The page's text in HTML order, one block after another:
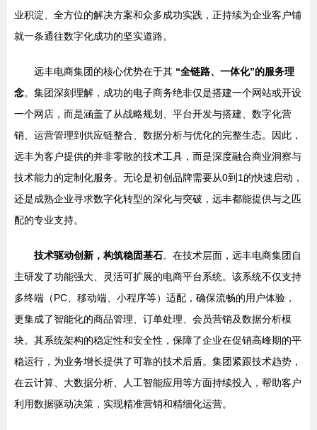
业积淀、全方位的解决方案和众多成功实践，正持续为企业客户铺
就一条通往数字化成功的坚实道路。
远丰电商集团的核心优势在于其 “全链路、一体化”的服务理
念。集团深刻理解，成功的电子商务绝非仅是搭建一个网站或开设
一个网店，而是涵盖了从战略规划、平台开发与搭建、数字化营
销、运营管理到供应链整合、数据分析与优化的完整生态。因此，
远丰为客户提供的并非零散的技术工具，而是深度融合商业洞察与
技术能力的定制化服务。无论是初创品牌需要从0到1的快速启动，
还是成熟企业寻求数字化转型的深化与突破，远丰都能提供与之匹
配的专业支持。
技术驱动创新，构筑稳固基石。在技术层面，远丰电商集团自
主研发了功能强大、灵活可扩展的电商平台系统。该系统不仅支持
多终端（PC、移动端、小程序等）适配，确保流畅的用户体验，
更集成了智能化的商品管理、订单处理、会员营销及数据分析模
块。其系统架构的稳定性和安全性，保障了企业在促销高峰期的平
稳运行，为业务增长提供了可靠的技术后盾。集团紧跟技术趋势，
在云计算、大数据分析、人工智能应用等方面持续投入，帮助客户
利用数据驱动决策，实现精准营销和精细化运营。